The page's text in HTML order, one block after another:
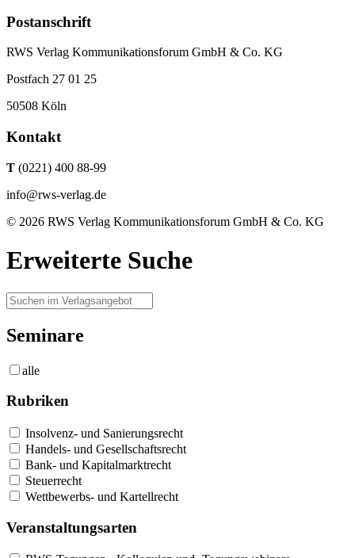
Postanschrift
RWS Verlag Kommunikationsforum GmbH & Co. KG
Postfach 27 01 25
50508 Köln
Kontakt
T (0221) 400 88-99
info@rws-verlag.de
© 2026 RWS Verlag Kommunikationsforum GmbH & Co. KG
Erweiterte Suche
Seminare
alle
Rubriken
Insolvenz- und Sanierungsrecht
Handels- und Gesellschaftsrecht
Bank- und Kapitalmarktrecht
Steuerrecht
Wettbewerbs- und Kartellrecht
Veranstaltungsarten